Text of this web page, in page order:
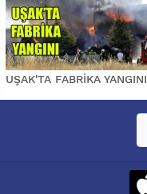
UŞAK'TA FABRİKA YANGINI